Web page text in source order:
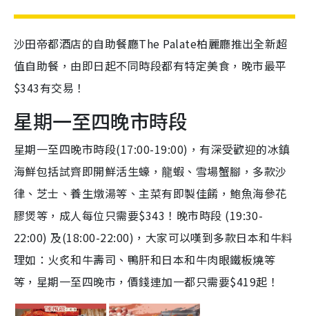
沙田帝都酒店的自助餐廳The Palate柏麗廳推出全新超
值自助餐，由即日起不同時段都有特定美食，晚市最平
$343有交易！
星期一至四晚市時段
星期一至四晚市時段(17:00-19:00)，有深受歡迎的冰鎮
海鮮包括試齊即開鮮活⽣蠔，⿓蝦、雪場蟹腳，多款沙
律、芝士、養生燉湯等、主菜有即製佳餚，鮑⿂海參花
膠煲等，成人每位只需要$343！晚市時段 (19:30-
22:00) 及(18:00-22:00)，大家可以嘆到多款日本和牛料
理如：火炙和牛壽司、鴨肝和日本和牛肉眼鐵板燒等
等，星期一至四晚市，價錢連加一都只需要$419起！